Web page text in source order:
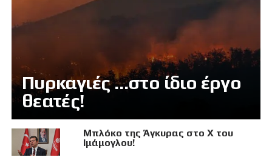
Πυρκαγιές …στο ίδιο έργο
θεατές!
Μπλόκο της Άγκυρας στο X του
Ιμάμογλου!